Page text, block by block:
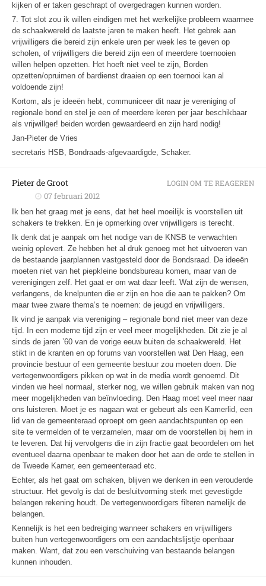
kijken of er taken geschrapt of overgedragen kunnen worden.
7. Tot slot zou ik willen eindigen met het werkelijke probleem waarmee
de schaakwereld de laatste jaren te maken heeft. Het gebrek aan
vrijwilligers die bereid zijn enkele uren per week les te geven op
scholen, of vrijwilligers die bereid zijn een of meerdere toernooien
willen helpen opzetten. Het hoeft niet veel te zijn, Borden
opzetten/opruimen of bardienst draaien op een toernooi kan al
voldoende zijn!
Kortom, als je ideeën hebt, communiceer dit naar je vereniging of
regionale bond en stel je een of meerdere keren per jaar beschikbaar
als vrijwillger! beiden worden gewaardeerd en zijn hard nodig!
Jan-Pieter de Vries
secretaris HSB, Bondraads-afgevaardigde, Schaker.
Pieter de Groot
07 februari 2012
Ik ben het graag met je eens, dat het heel moeilijk is voorstellen uit
schakers te trekken. En je opmerking over vrijwilligers is terecht.
Ik denk dat je aanpak om het nodige van de KNSB te verwachten
weinig oplevert. Ze hebben het al druk genoeg met het uitvoeren van
de bestaande jaarplannen vastgesteld door de Bondsraad. De ideeën
moeten niet van het piepkleine bondsbureau komen, maar van de
verenigingen zelf. Het gaat er om wat daar leeft. Wat zijn de wensen,
verlangens, de knelpunten die er zijn en hoe die aan te pakken? Om
maar twee zware thema’s te noemen: de jeugd en vrijwilligers.
Ik vind je aanpak via vereniging – regionale bond niet meer van deze
tijd. In een moderne tijd zijn er veel meer mogelijkheden. Dit zie je al
sinds de jaren ’60 van de vorige eeuw buiten de schaakwereld. Het
stikt in de kranten en op forums van voorstellen wat Den Haag, een
provincie bestuur of een gemeente bestuur zou moeten doen. Die
vertegenwoordigers pikken op wat in de media wordt genoemd. Dit
vinden we heel normaal, sterker nog, we willen gebruik maken van nog
meer mogelijkheden van beïnvloeding. Den Haag moet veel meer naar
ons luisteren. Moet je es nagaan wat er gebeurt als een Kamerlid, een
lid van de gemeenteraad oproept om geen aandachtspunten op een
site te vermelden of te verzamelen, maar om de voorstellen bij hem in
te leveren. Dat hij vervolgens die in zijn fractie gaat beoordelen om het
eventueel daarna openbaar te maken door het aan de orde te stellen in
de Tweede Kamer, een gemeenteraad etc.
Echter, als het gaat om schaken, blijven we denken in een verouderde
structuur. Het gevolg is dat de besluitvorming sterk met gevestigde
belangen rekening houdt. De vertegenwoordigers filteren namelijk de
belangen.
Kennelijk is het een bedreiging wanneer schakers en vrijwilligers
buiten hun vertegenwoordigers om een aandachtslijstje openbaar
maken. Want, dat zou een verschuiving van bestaande belangen
kunnen inhouden.
LOGIN OM TE REAGEREN